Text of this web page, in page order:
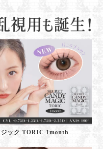
ジック TORIC 1month